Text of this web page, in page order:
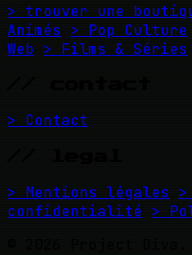
> trouver une
Animés
> Pop Culture
Web > Films & Séries
> Contact
> Mentions légales
confidentialité >